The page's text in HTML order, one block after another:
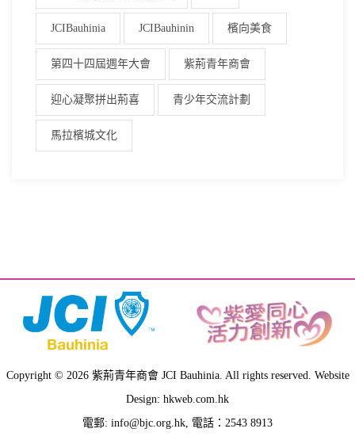
JCIBauhinia JCIBauhinin 檳向美食
第四十四屆週年大會 紫荊青年商會
迎心凝聚拼出荊喜 青少年交流計劃
馬拉檳城文化
Copyright © 2026 紫荊青年商會 JCI Bauhinia. All rights reserved. Website
Design: hkweb.com.hk
電郵: info@bjc.org.hk , 電話：2543 8913